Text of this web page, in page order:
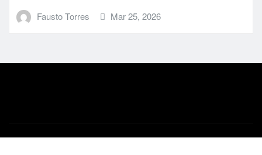
Fausto Torres Mar 25, 2026